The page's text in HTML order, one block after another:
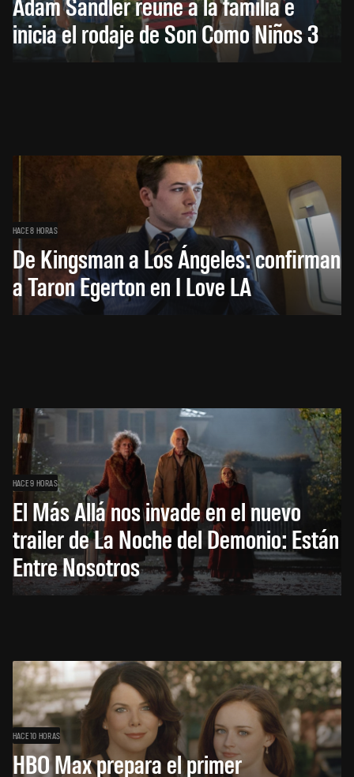
inicia el rodaje de Son Como Niños 3
HACE 8 HORAS
De Kingsman a Los Ángeles: confirman
a Taron Egerton en I Love LA
HACE 9 HORAS
El Más Allá nos invade en el nuevo
trailer de La Noche del Demonio: Están
Entre Nosotros
HACE 10 HORAS
HBO Max prepara el primer